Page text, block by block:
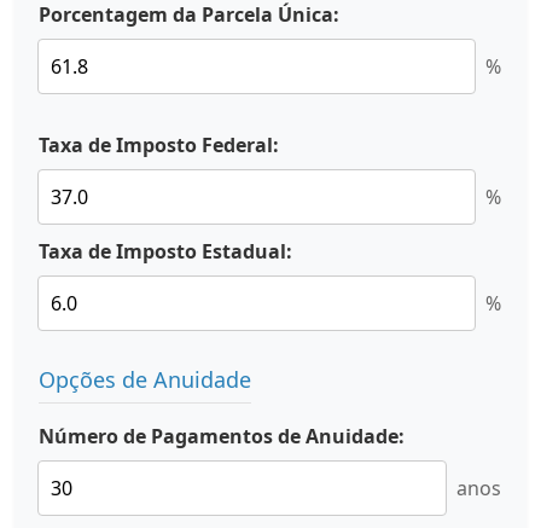
Porcentagem da Parcela Única:
%
Taxa de Imposto Federal:
%
Taxa de Imposto Estadual:
%
Opções de Anuidade
Número de Pagamentos de Anuidade:
anos